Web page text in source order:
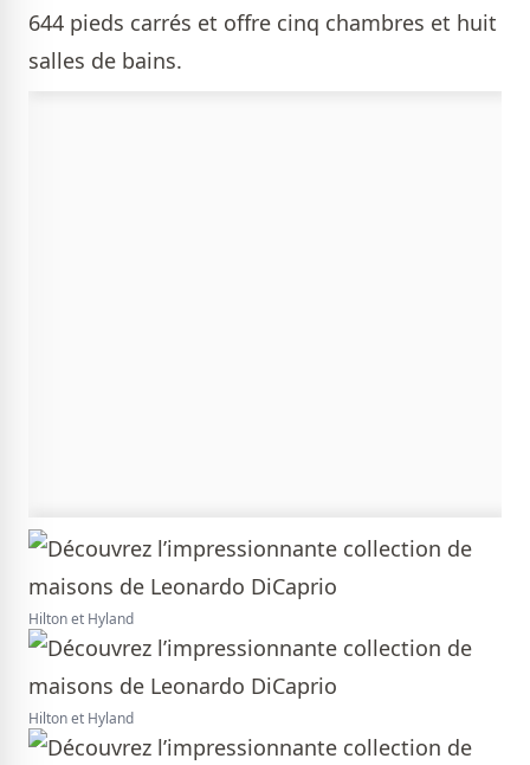
644 pieds carrés et offre cinq chambres et huit
salles de bains.
Hilton et Hyland
Hilton et Hyland